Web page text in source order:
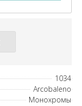
1034
Arcobaleno
Монохромы